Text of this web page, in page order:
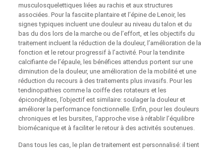
musculosquelettiques liées au rachis et aux structures
associées. Pour la fasciite plantaire et l’épine de Lenoir, les
signes typiques incluent une douleur au niveau du talon et du
bas du dos lors de la marche ou de l’effort, et les objectifs du
traitement incluent la réduction de la douleur, l’amélioration de la
fonction et le retour progressif à l’activité. Pour la tendinite
calcifiante de l’épaule, les bénéfices attendus portent sur une
diminution de la douleur, une amélioration de la mobilité et une
réduction du recours à des traitements plus invasifs. Pour les
tendinopathies comme la coiffe des rotateurs et les
épicondylites, l’objectif est similaire: soulager la douleur et
améliorer la performance fonctionnelle. Enfin, pour les douleurs
chroniques et les bursites, l’approche vise à rétablir l’équilibre
biomécanique et à faciliter le retour à des activités soutenues.
Dans tous les cas, le plan de traitement est personnalisé: il tient